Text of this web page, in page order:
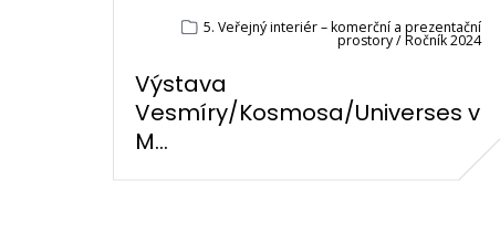
5. Veřejný interiér – komerční a prezentační
prostory / Ročník 2024
Výstava
Vesmíry/Kosmosa/Universes v
M...